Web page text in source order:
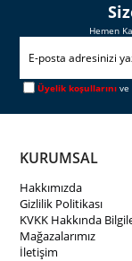
Hemen
Üyelik koşullarını ve
KURUMSAL
Hakkımızda
Gizlilik Politikası
KVKK Hakkında
Mağazalarımız
İletişim